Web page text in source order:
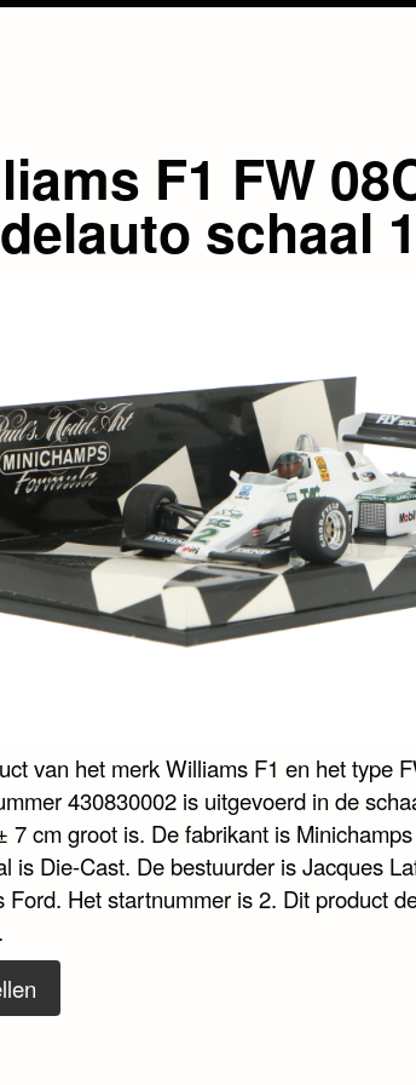
F1 FW
schaal
van het merk Williams F1 en het type
430830002 is uitgevoerd in de
7 cm groot is. De fabrikant is
is Die-Cast. De bestuurder is Jacques
Ford. Het startnummer is 2. Dit product